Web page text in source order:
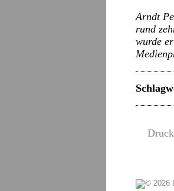
Arndt
rund
wurde